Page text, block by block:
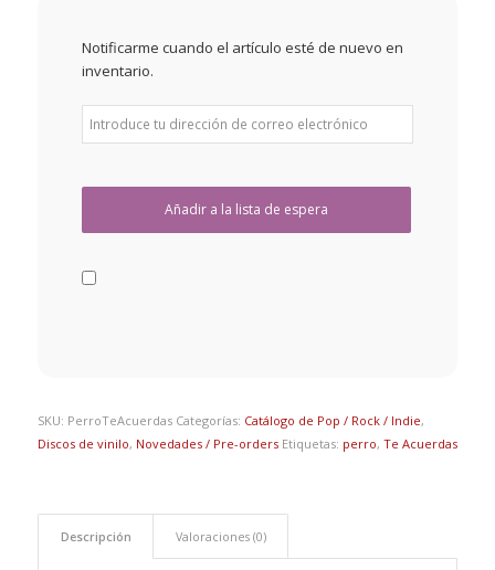
Notificarme cuando el artículo esté de nuevo en
inventario.
SKU: PerroTeAcuerdas Categorías: Catálogo de Pop / Rock / Indie,
Discos de vinilo, Novedades / Pre-orders Etiquetas: perro, Te Acuerdas
Descripción Valoraciones (0)